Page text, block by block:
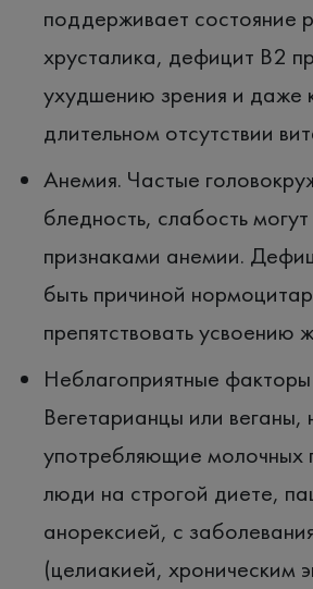
поддерживает состояние
хрусталика, дефицит В2
ухудшению зрения и даже
длительном отсутствии
Анемия. Частые
бледность, слабость
признаками анемии.
быть причиной
препятствовать усвоению
Неблагоприятные
Вегетарианцы или веганы,
употребляющие молочных
люди на строгой диете,
анорексией, с
(целиакией, хроническим